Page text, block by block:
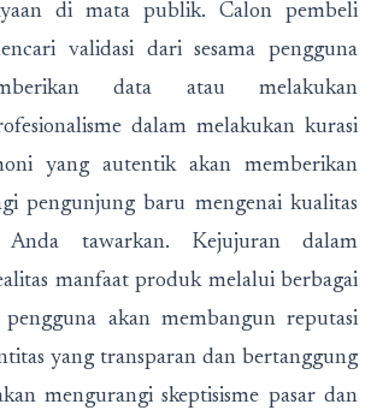
di mata publik. Calon pembeli
validasi dari sesama pengguna
data atau melakukan
dalam melakukan kurasi
yang autentik akan memberikan
pengunjung baru mengenai kualitas
Anda tawarkan. Kejujuran dalam
manfaat produk melalui berbagai
akan membangun reputasi
yang transparan dan bertanggung
mengurangi skeptisisme pasar dan